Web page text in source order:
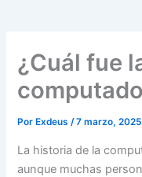
¿Cuál fue
Por Exdeus/7 marzo, 2025
La historia de la
aunque muchas